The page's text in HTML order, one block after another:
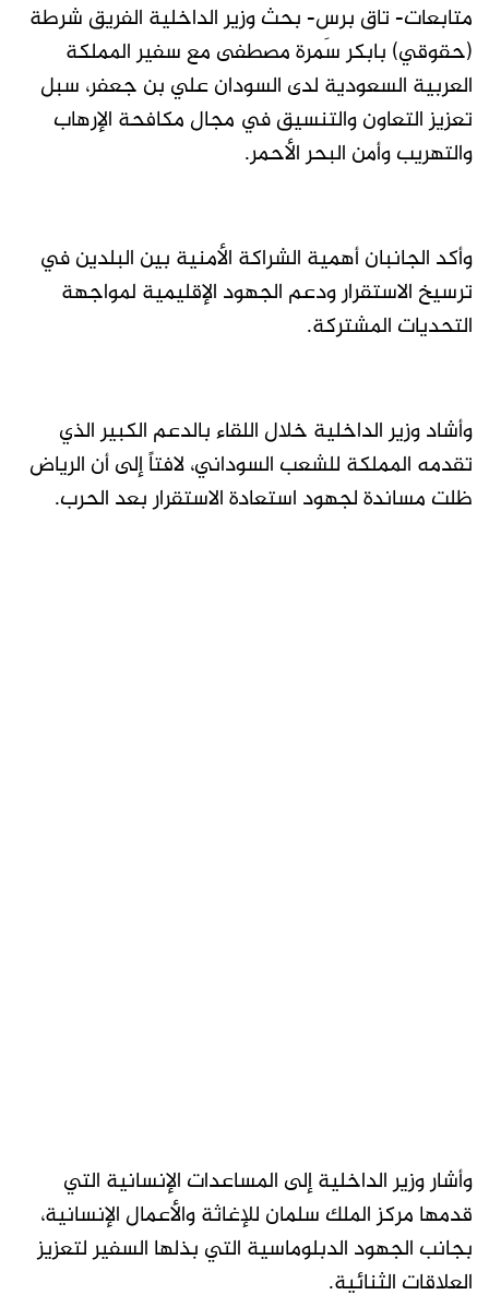
متابعات- تاق برس- بحث وزير الداخلية الفريق شرطة
(حقوقي) بابكر سَمرة مصطفى مع سفير المملكة
العربية السعودية لدى السودان علي بن جعفر، سبل
تعزيز التعاون والتنسيق في مجال مكافحة الإرهاب
والتهريب وأمن البحر الأحمر.
وأكد الجانبان أهمية الشراكة الأمنية بين البلدين في
ترسيخ الاستقرار ودعم الجهود الإقليمية لمواجهة
التحديات المشتركة.
وأشاد وزير الداخلية خلال اللقاء بالدعم الكبير الذي
تقدمه المملكة للشعب السوداني، لافتاً إلى أن الرياض
ظلت مساندة لجهود استعادة الاستقرار بعد الحرب.
وأشار وزير الداخلية إلى المساعدات الإنسانية التي
قدمها مركز الملك سلمان للإغاثة والأعمال الإنسانية،
بجانب الجهود الدبلوماسية التي بذلها السفير لتعزيز
العلاقات الثنائية.